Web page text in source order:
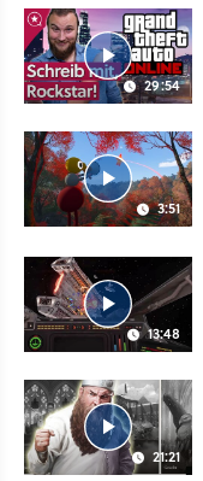
29:54
3:51
13:48
21:21